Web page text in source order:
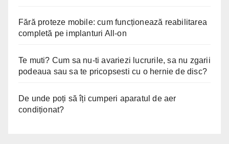
Fără proteze mobile: cum funcționează reabilitarea
completă pe implanturi All-on
Te muti? Cum sa nu-ti avariezi lucrurile, sa nu zgarii
podeaua sau sa te pricopsesti cu o hernie de disc?
De unde poți să îți cumperi aparatul de aer
condiționat?